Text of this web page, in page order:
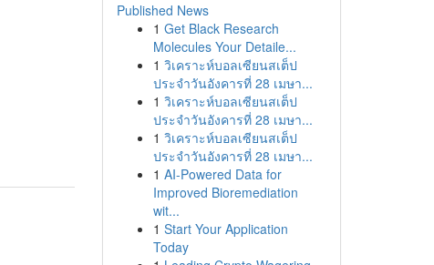
Published News
1 Get Black Research
Molecules Your Detaile...
1 วิเคราะห์บอลเซียนสเต็ป
ประจำวันอังคารที่ 28 เมษา...
1 วิเคราะห์บอลเซียนสเต็ป
ประจำวันอังคารที่ 28 เมษา...
1 วิเคราะห์บอลเซียนสเต็ป
ประจำวันอังคารที่ 28 เมษา...
1 AI-Powered Data for
Improved Bioremediation
wit...
1 Start Your Application
Today